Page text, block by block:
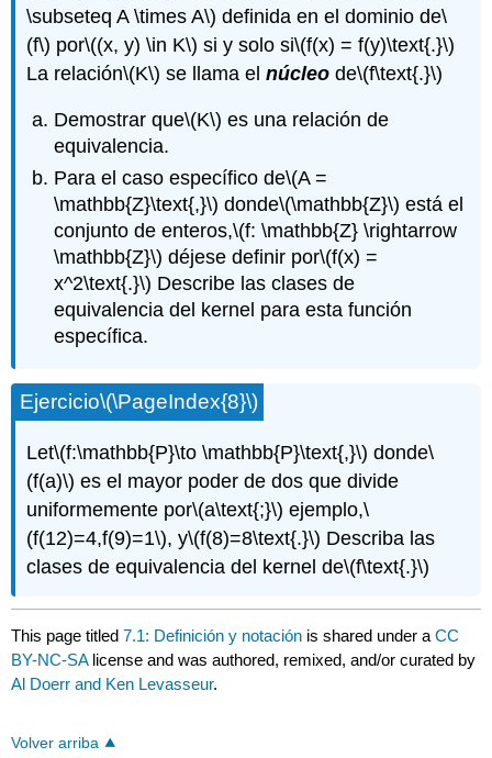
\subseteq A \times A\) definida en el dominio de\
(f\) por\((x, y) \in K\) si y solo si\(f(x) = f(y)\text{.}\)
La relación\(K\) se llama elnúcleo de\(f\text{.}\)
Demostrar que\(K\) es una relación de
equivalencia.
Para el caso específico de\(A =
\mathbb{Z}\text{,}\) donde\(\mathbb{Z}\) está el
conjunto de enteros,\(f: \mathbb{Z} \rightarrow
\mathbb{Z}\) déjese definir por\(f(x) =
x^2\text{.}\) Describe las clases de
equivalencia del kernel para esta función
específica.
Ejercicio\(\PageIndex{8}\)
Let\(f:\mathbb{P}\to \mathbb{P}\text{,}\) donde\
(f(a)\) es el mayor poder de dos que divide
uniformemente por\(a\text{;}\) ejemplo,\
(f(12)=4,f(9)=1\), y\(f(8)=8\text{.}\) Describa las
clases de equivalencia del kernel de\(f\text{.}\)
This page titled7.1: Definición y notación is shared under aCC
BY-NC-SA license and was authored, remixed, and/or curated by
Al Doerr and Ken Levasseur.
Volver arriba